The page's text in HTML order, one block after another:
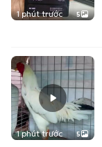
1 phút trước 5
1 phút trước 5